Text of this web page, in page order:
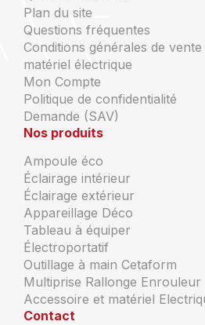
Plan du site
Questions fréquentes
Conditions générales de
matériel électrique
Mon Compte
Politique de confidentialité
Demande (SAV)
Nos produits
Ampoule éco
Éclairage intérieur
Éclairage extérieur
Appareillage Déco
Tableau à équiper
Électroportatif
Outillage à main Cetaform
Multiprise Rallonge Enrouleur
Accessoire et matériel
Contact